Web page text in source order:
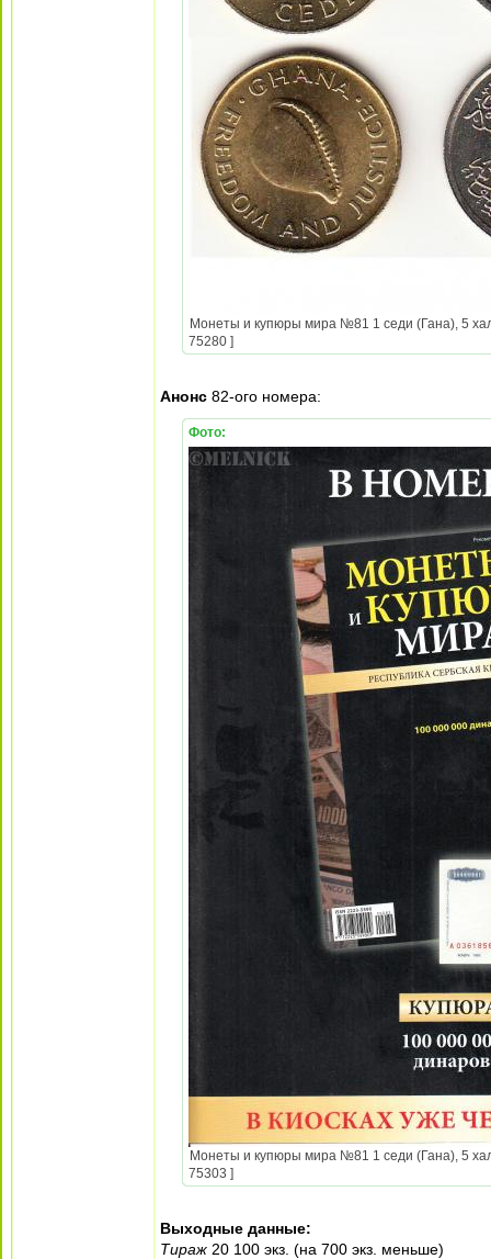
Монеты и купюры мира №81 1 седи (Гана), 5
75280 ]
Анонс 82-ого номера:
Фото:
Монеты и купюры мира №81 1 седи (Гана), 5
75303 ]
Выходные данные:
Тираж 20 100 экз. (на 700 экз. меньше)